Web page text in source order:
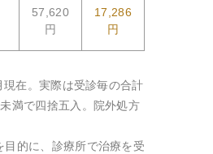
57,620
円
17,286
円
在。実際は受診毎の合計
満で四捨五入。院外処方
的に、診療所で治療を受